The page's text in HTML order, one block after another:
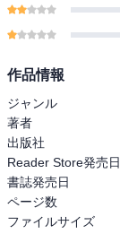
作品情報
ジャンル
著者
出版社
Reader Store発売日
書誌発売日
ページ数
ファイルサイズ